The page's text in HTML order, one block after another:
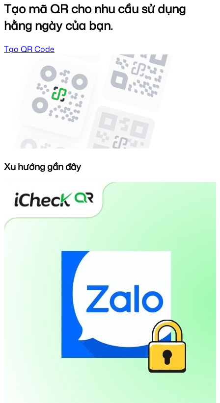
Tạo mã QR cho nhu cầu sử dụng
hằng ngày của bạn.
Tạo QR Code
Xu hướng gần đây